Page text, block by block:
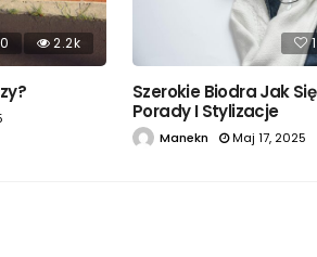
0 2.2k 1
Szerokie Biodra Jak
Porady I Stylizacje
Manekn Maj 17, 2025